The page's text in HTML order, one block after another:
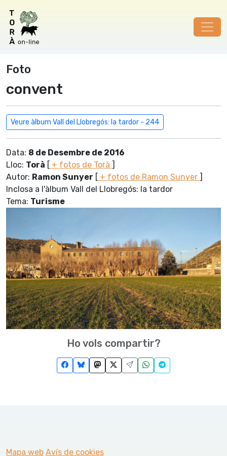
Foto
convent
Veure àlbum Vall del Llobregós: la tardor - 244
Data: 8 de Desembre de 2016
Lloc: Torà [ + fotos de Torà ]
Autor: Ramon Sunyer [ + fotos de Ramon Sunyer ]
Inclosa a l'àlbum Vall del Llobregós: la tardor
Tema: Turisme
Ho vols compartir?
Mapa web Avís de cookies